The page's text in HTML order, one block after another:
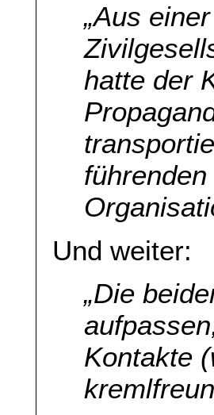
„Aus
hatte der
Und weiter:
„Die
Kontakte